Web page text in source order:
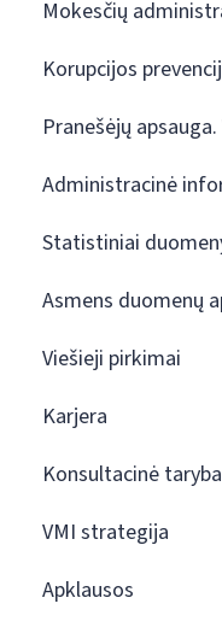
Mokesčių
Korupcijos
Pranešėjų
Administracinė
Statistiniai
Asmens duomenų
Viešieji pirkimai
Karjera
Konsultacinė taryba
VMI strategija
Apklausos